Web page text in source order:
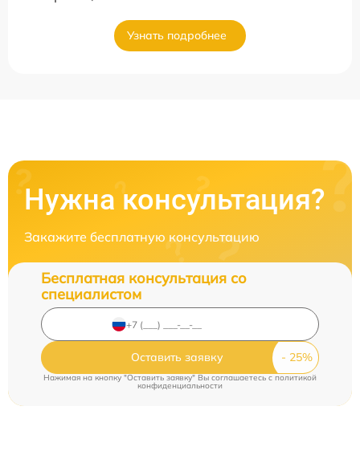
Узнать подробнее
Нужна консультация?
Закажите бесплатную консультацию
Бесплатная консультация со
специалистом
Оставить заявку
Нажимая на кнопку "Оставить заявку" Вы соглашаетесь cполитикой
конфиденциальности